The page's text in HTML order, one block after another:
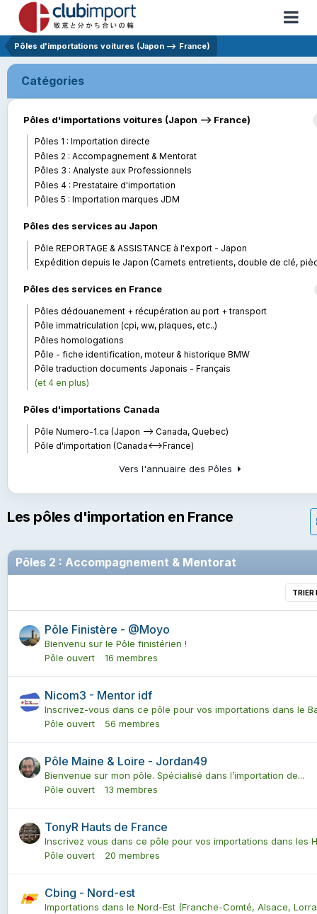
Pôles d'importations voitures (Japon --> France)
Catégories
Pôles d'importations voitures (Japon --> France)
Pôles 1 : Importation directe
Pôles 2 : Accompagnement & Mentorat
Pôles 3 : Analyste aux Professionnels
Pôles 4 : Prestataire d'importation
Pôles 5 : Importation marques JDM
Pôles des services au Japon
Pôle REPORTAGE & ASSISTANCE à l'export - Japon
Expédition depuis le Japon (Carnets entretients, double de clé,
Pôles des services en France
Pôles dédouanement + récupération au port + transport
Pôle immatriculation (cpi, ww, plaques, etc..)
Pôles homologations
Pôle - fiche identification, moteur & historique BMW
Pôle traduction documents Japonais - Français
(et 4 en plus)
Pôles d'importations Canada
Pôle Numero-1.ca (Japon --> Canada, Quebec)
Pôle d'importation (Canada<-->France)
Vers l'annuaire des Pôles
Les pôles d'importation en France
Pôles 2 : Accompagnement & Mentorat
TRIER
Pôle Finistère - @Moyo
Bienvenu sur le Pôle finistérien !
Pôle ouvert
16 membres
Nicom3 - Mentor idf
Inscrivez-vous dans ce pôle pour vos importations dans le
Pôle ouvert
56 membres
Pôle Maine & Loire - Jordan49
Bienvenue sur mon pôle. Spécialisé dans l’importation de...
Pôle ouvert
13 membres
TonyR Hauts de France
Inscrivez vous dans ce pôle pour vos importations dans les
Pôle ouvert
20 membres
Cbing - Nord-est
Importations dans le Nord-Est (Franche-Comté, Alsace,